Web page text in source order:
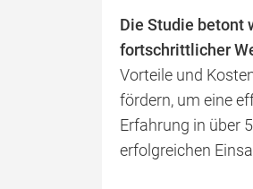
Die Studie betont
fortschrittlicher
Vorteile und
fördern, um eine
Erfahrung in über
erfolgreichen